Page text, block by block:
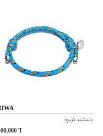
TRIWA
دستبند تریوا
3,500,000